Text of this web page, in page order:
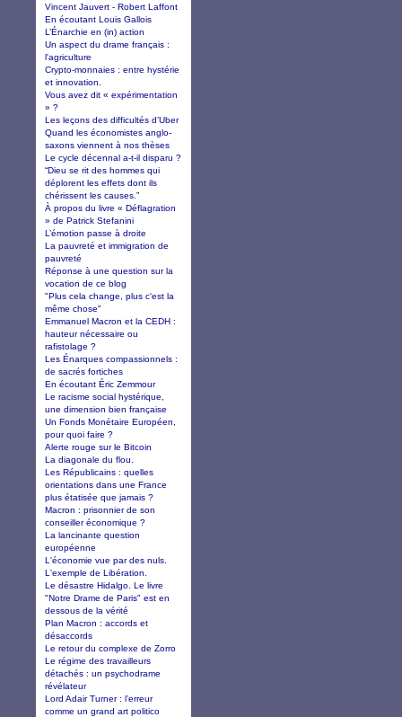
Vincent Jauvert - Robert Laffont
En écoutant Louis Gallois
L’Énarchie en (in) action
Un aspect du drame français :
l'agriculture
Crypto-monnaies : entre hystérie
et innovation.
Vous avez dit « expérimentation
» ?
Les leçons des difficultés d’Uber
Quand les économistes anglo-
saxons viennent à nos thèses
Le cycle décennal a-t-il disparu ?
“Dieu se rit des hommes qui
déplorent les effets dont ils
chérissent les causes.”
À propos du livre « Déflagration
» de Patrick Stefanini
L’émotion passe à droite
La pauvreté et immigration de
pauvreté
Réponse à une question sur la
vocation de ce blog
"Plus cela change, plus c'est la
même chose"
Emmanuel Macron et la CEDH :
hauteur nécessaire ou
rafistolage ?
Les Énarques compassionnels :
de sacrés fortiches
En écoutant Éric Zemmour
Le racisme social hystérique,
une dimension bien française
Un Fonds Monétaire Européen,
pour quoi faire ?
Alerte rouge sur le Bitcoin
La diagonale du flou.
Les Républicains : quelles
orientations dans une France
plus étatisée que jamais ?
Macron : prisonnier de son
conseiller économique ?
La lancinante question
européenne
L'économie vue par des nuls.
L'exemple de Libération.
Le désastre Hidalgo. Le livre
"Notre Drame de Paris" est en
dessous de la vérité
Plan Macron : accords et
désaccords
Le retour du complexe de Zorro
Le régime des travailleurs
détachés : un psychodrame
révélateur
Lord Adair Turner : l’erreur
comme un grand art politico